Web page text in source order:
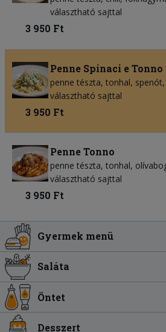
választható sajttal
3 950 Ft
Penne Spinaci e Tonno
penne tészta tonhal spenót
választható sajttal
3 950 Ft
Penne Tonno
penne tészta tonhal
választható sajttal
3 950 Ft
Gyermek menü
Saláta
Öntet
Desszert